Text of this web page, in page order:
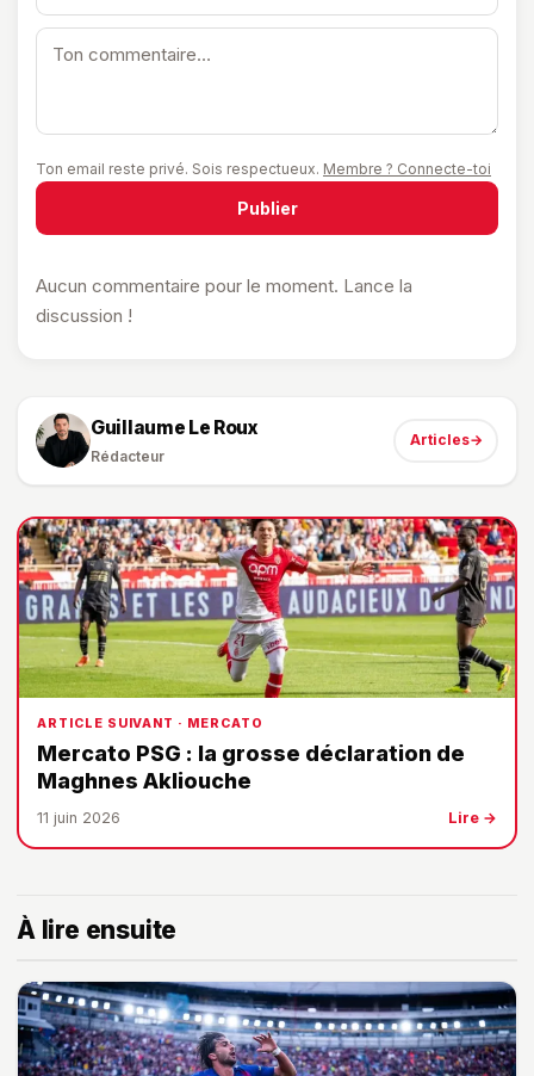
Ton email reste privé. Sois respectueux. Membre ? Connecte-toi
Publier
Aucun commentaire pour le moment. Lance la
discussion !
Guillaume Le Roux
Rédacteur
Articles→
ARTICLE SUIVANT · MERCATO
Mercato PSG : la grosse déclaration de
Maghnes Akliouche
11 juin 2026 Lire →
À lire ensuite